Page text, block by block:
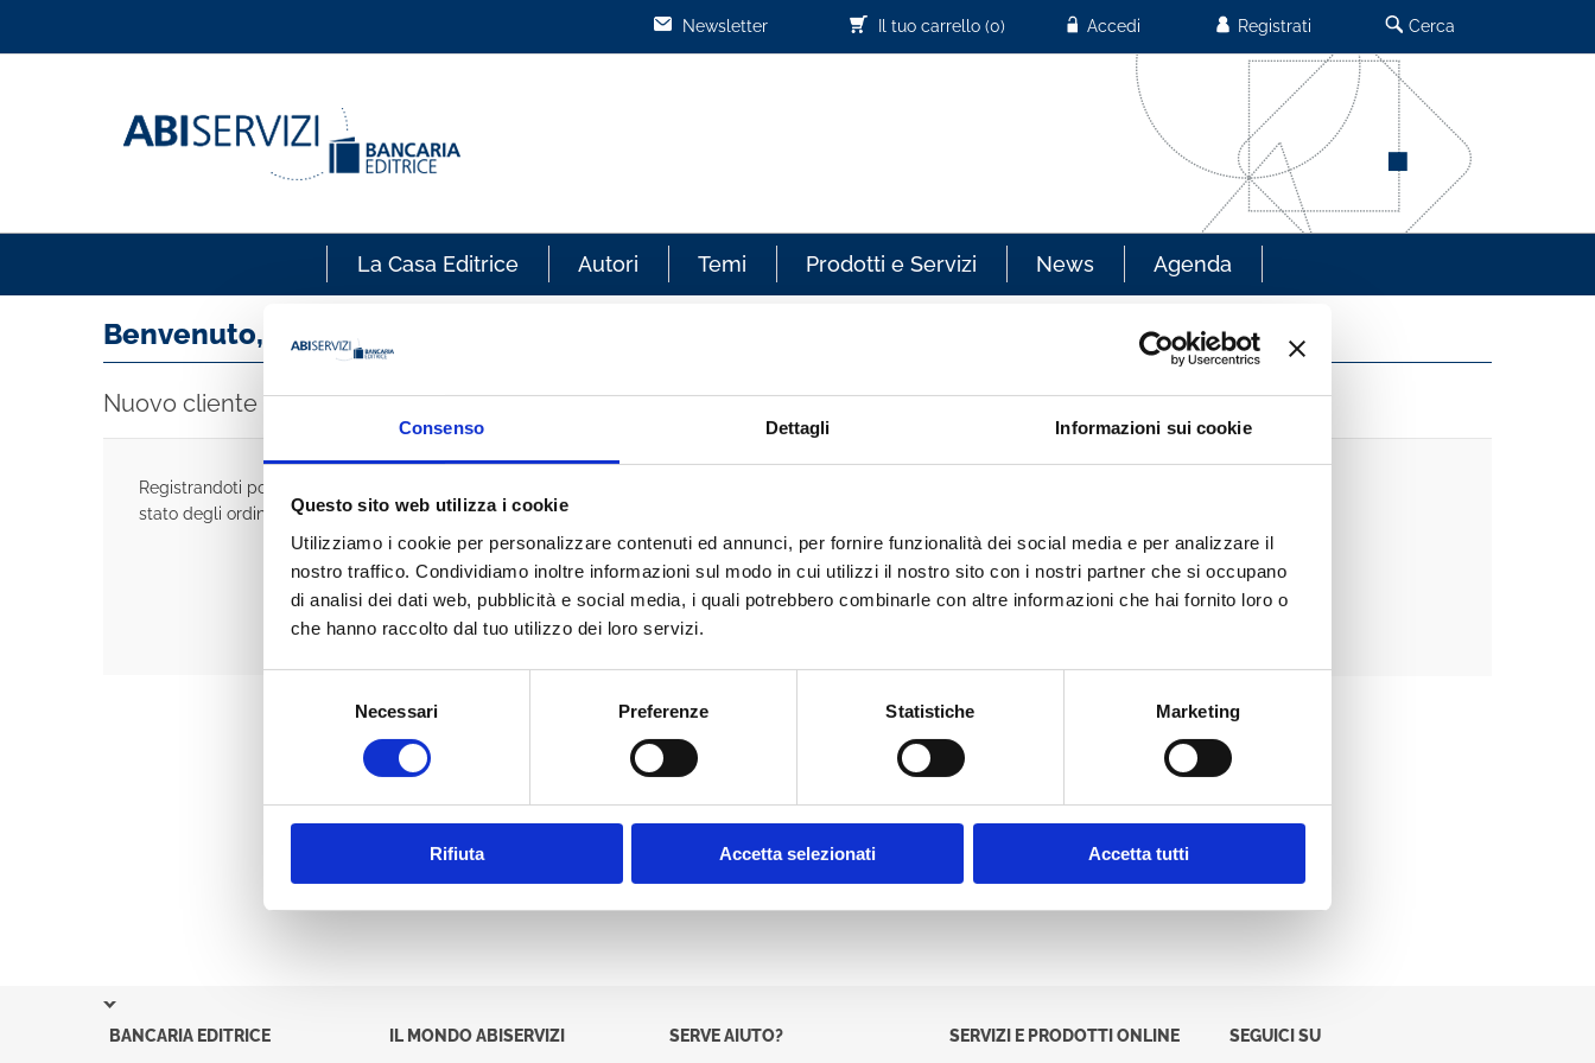
Consenso Dettagli Informazioni sui cookie
Questo sito web utilizza i cookie
Utilizziamo i cookie per personalizzare contenuti ed annunci, per fornire funzionalità dei social media e per analizzare il
nostro traffico. Condividiamo inoltre informazioni sul modo in cui utilizzi il nostro sito con i nostri partner che si occupano
di analisi dei dati web, pubblicità e social media, i quali potrebbero combinarle con altre informazioni che hai fornito loro o
che hanno raccolto dal tuo utilizzo dei loro servizi.
Necessari Preferenze Statistiche Marketing
Rifiuta Accetta selezionati Accetta tutti
Cerca
Registrati
Accedi
Il tuo carrello (0)
Newsletter
La Casa Editrice Autori Temi Prodotti e Servizi News Agenda
Benvenuto, accedi!
Nuovo cliente
Registrandoti potrai acquistare velocemente, essere sempre aggiornato sullo
stato degli ordini e rivedere la storia degli acquisti effettuati
Cliente già registrato
Password:
BANCARIA EDITRICE IL MONDO ABISERVIZI SERVE AIUTO? SERVIZI E PRODOTTI ONLINE SEGUICI SU